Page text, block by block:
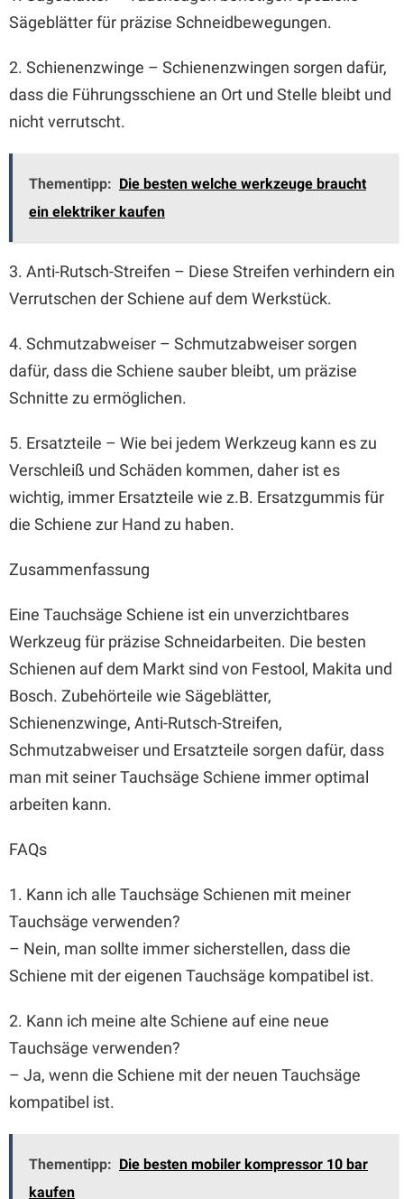
Sägeblätter für präzise Schneidbewegungen.
2. Schienenzwinge – Schienenzwingen sorgen dafür,
dass die Führungsschiene an Ort und Stelle bleibt und
nicht verrutscht.
Thementipp: Die besten welche werkzeuge braucht
ein elektriker kaufen
3. Anti-Rutsch-Streifen – Diese Streifen verhindern ein
Verrutschen der Schiene auf dem Werkstück.
4. Schmutzabweiser – Schmutzabweiser sorgen
dafür, dass die Schiene sauber bleibt, um präzise
Schnitte zu ermöglichen.
5. Ersatzteile – Wie bei jedem Werkzeug kann es zu
Verschleiß und Schäden kommen, daher ist es
wichtig, immer Ersatzteile wie z.B. Ersatzgummis für
die Schiene zur Hand zu haben.
Zusammenfassung
Eine Tauchsäge Schiene ist ein unverzichtbares
Werkzeug für präzise Schneidarbeiten. Die besten
Schienen auf dem Markt sind von Festool, Makita und
Bosch. Zubehörteile wie Sägeblätter,
Schienenzwinge, Anti-Rutsch-Streifen,
Schmutzabweiser und Ersatzteile sorgen dafür, dass
man mit seiner Tauchsäge Schiene immer optimal
arbeiten kann.
FAQs
1. Kann ich alle Tauchsäge Schienen mit meiner
Tauchsäge verwenden?
– Nein, man sollte immer sicherstellen, dass die
Schiene mit der eigenen Tauchsäge kompatibel ist.
2. Kann ich meine alte Schiene auf eine neue
Tauchsäge verwenden?
– Ja, wenn die Schiene mit der neuen Tauchsäge
kompatibel ist.
Thementipp: Die besten mobiler kompressor 10 bar
kaufen